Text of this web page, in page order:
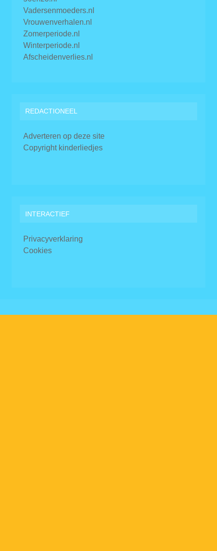
Vadersenmoeders.nl
Vrouwenverhalen.nl
Zomerperiode.nl
Winterperiode.nl
Afscheidenverlies.nl
REDACTIONEEL
Adverteren op deze site
Copyright kinderliedjes
INTERACTIEF
Privacyverklaring
Cookies